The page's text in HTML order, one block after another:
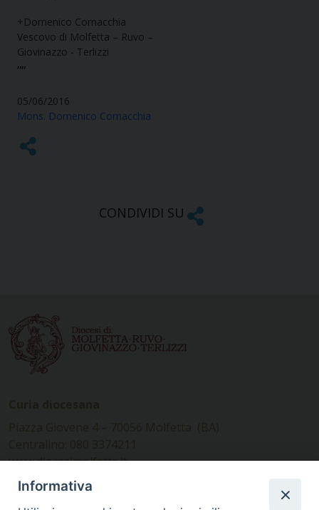
+Domenico Cornacchia
Vescovo di Molfetta – Ruvo –
Giovinazzo - Terlizzi
””
05/06/2016
Mons. Domenico Cornacchia
CONDIVIDI SU
www.diocesimolfetta.it –
diocesimolfetta@pec.chiesacattolica.it
Informativa